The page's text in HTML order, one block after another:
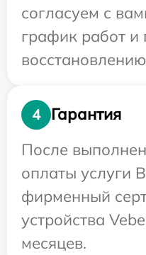
согласуем с
график работ и
4
Гарантия
После
оплаты услуги
фирменный
устройства
месяцев.